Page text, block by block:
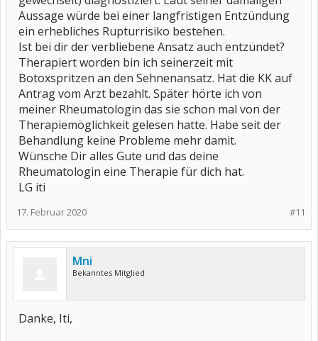
Aussage würde bei einer langfristigen Entzündung
ein erhebliches Rupturrisiko bestehen.
Ist bei dir der verbliebene Ansatz auch entzündet?
Therapiert worden bin ich seinerzeit mit
Botoxspritzen an den Sehnenansatz. Hat die KK auf
Antrag vom Arzt bezahlt. Später hörte ich von
meiner Rheumatologin das sie schon mal von der
Therapiemöglichkeit gelesen hatte. Habe seit der
Behandlung keine Probleme mehr damit.
Wünsche Dir alles Gute und das deine
Rheumatologin eine Therapie für dich hat.
LG iti
#11
17. Februar 2020
Mni
Bekanntes Mitglied
Danke, Iti,